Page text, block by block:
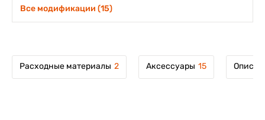
Все модификации (15)
Расходные материалы 2 Аксессуары 15